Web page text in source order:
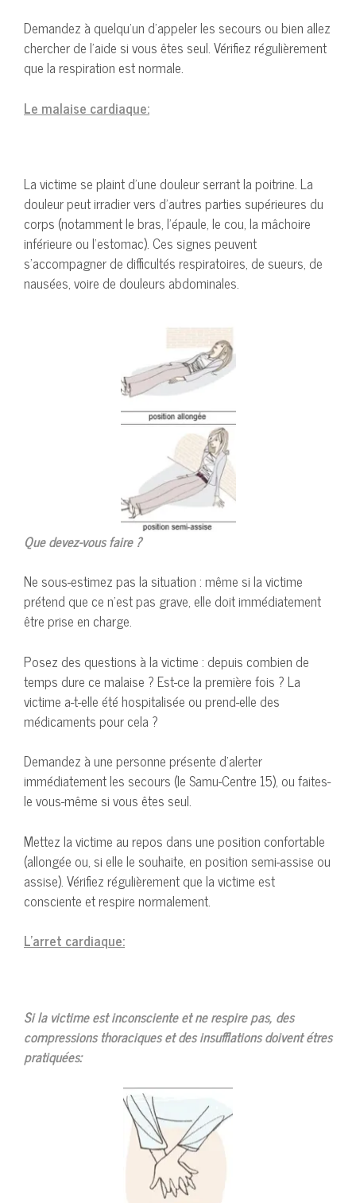
Demandez à quelqu’un d’appeler les secours ou bien allez
chercher de l’aide si vous êtes seul. Vérifiez régulièrement
que la respiration est normale.
Le malaise cardiaque:
La victime se plaint d’une douleur serrant la poitrine. La
douleur peut irradier vers d’autres parties supérieures du
corps (notamment le bras, l’épaule, le cou, la mâchoire
inférieure ou l’estomac). Ces signes peuvent
s’accompagner de difficultés respiratoires, de sueurs, de
nausées, voire de douleurs abdominales.
Que devez-vous faire ?
Ne sous-estimez pas la situation : même si la victime
prétend que ce n’est pas grave, elle doit immédiatement
être prise en charge.
Posez des questions à la victime : depuis combien de
temps dure ce malaise ? Est-ce la première fois ? La
victime a-t-elle été hospitalisée ou prend-elle des
médicaments pour cela ?
Demandez à une personne présente d’alerter
immédiatement les secours (le Samu-Centre 15), ou faites-
le vous-même si vous êtes seul.
Mettez la victime au repos dans une position confortable
(allongée ou, si elle le souhaite, en position semi-assise ou
assise). Vérifiez régulièrement que la victime est
consciente et respire normalement.
L’arret cardiaque:
Si la victime est inconsciente et ne respire pas, des
compressions thoraciques et des insufflations doivent étres
pratiquées: